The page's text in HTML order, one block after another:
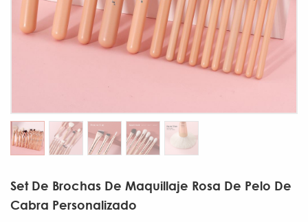
Set De Brochas De Maquillaje Rosa De Pelo De
Cabra Personalizado